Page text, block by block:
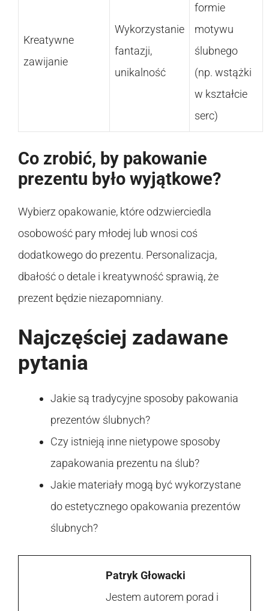
Kreatywne
zawijanie
Wykorzystanie
fantazji,
unikalność
formie
motywu
ślubnego
(np. wstążki
w kształcie
serc)
Co zrobić, by pakowanie
prezentu było wyjątkowe?
Wybierz opakowanie, które odzwierciedla
osobowość pary młodej lub wnosi coś
dodatkowego do prezentu. Personalizacja,
dbałość o detale i kreatywność sprawią, że
prezent będzie niezapomniany.
Najczęściej zadawane
pytania
Jakie są tradycyjne sposoby pakowania
prezentów ślubnych?
Czy istnieją inne nietypowe sposoby
zapakowania prezentu na ślub?
Jakie materiały mogą być wykorzystane
do estetycznego opakowania prezentów
ślubnych?
Patryk Głowacki
Jestem autorem porad i